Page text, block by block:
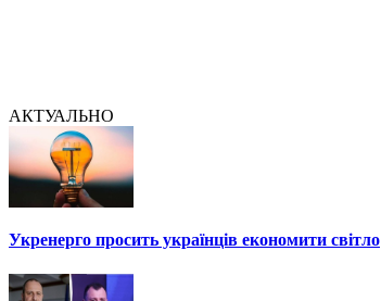
АКТУАЛЬНО
Укренерго просить українців економити світло